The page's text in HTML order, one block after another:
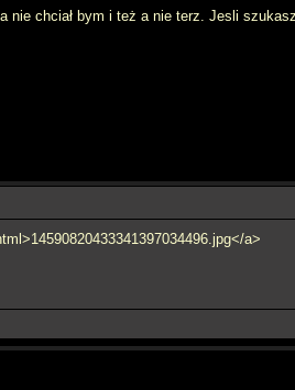
nie chciał bym i też a nie terz. Jesli
a>